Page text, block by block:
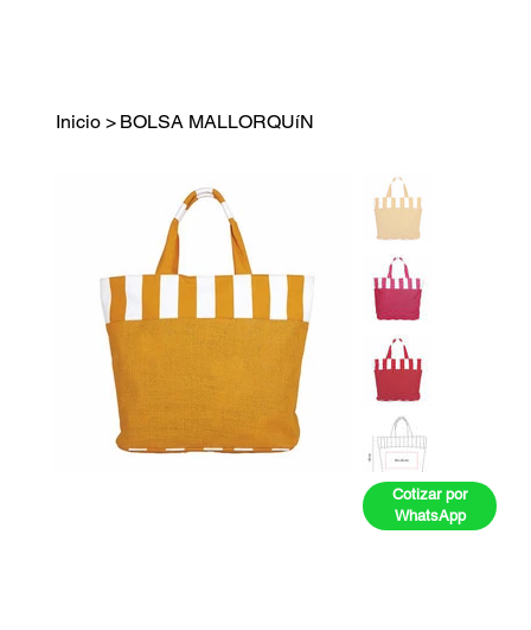
Inicio > BOLSA MALLORQUíN
Cotizar por
WhatsApp